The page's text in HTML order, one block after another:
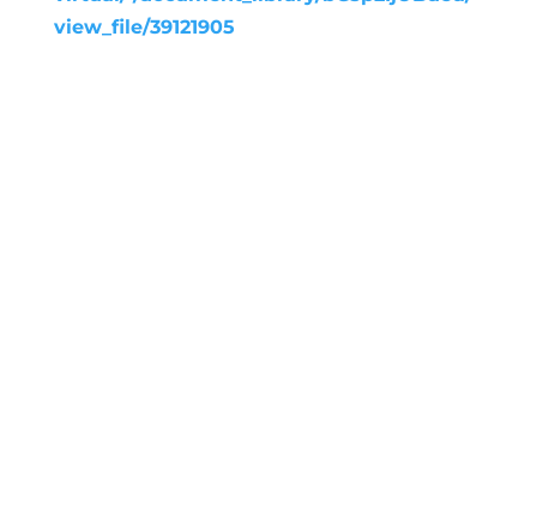
view_file/39121905